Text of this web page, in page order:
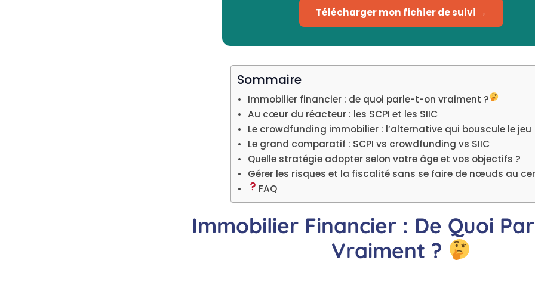
Télécharger mon fichier de suivi →
Sommaire
Immobilier financier : de quoi parle-t-on vraiment ?
Au cœur du réacteur : les SCPI et les SIIC
Le crowdfunding immobilier : l’alternative qui bouscule le jeu
Le grand comparatif : SCPI vs crowdfunding vs SIIC
Quelle stratégie adopter selon votre âge et vos objectifs ?
Gérer les risques et la fiscalité sans se faire de nœuds au
FAQ
Immobilier Financier : De Quoi
Vraiment ?